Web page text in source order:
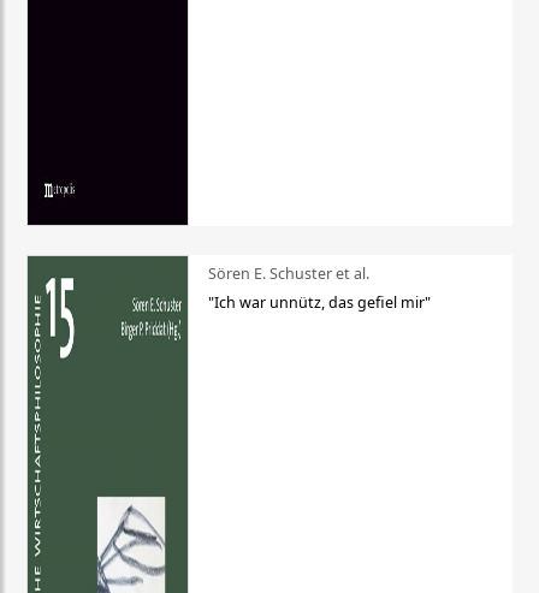
Sören E. Schuster et al.
"Ich war unnütz, das gefiel mir"